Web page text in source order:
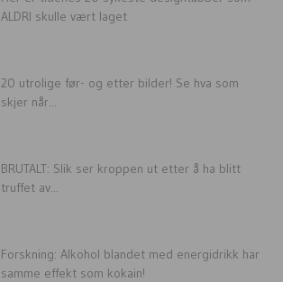
ALDRI skulle vært laget
20 utrolige før- og etter bilder! Se hva som
skjer når...
BRUTALT: Slik ser kroppen ut etter å ha blitt
truffet av...
Forskning: Alkohol blandet med energidrikk har
samme effekt som kokain!